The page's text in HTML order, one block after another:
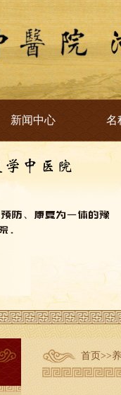
新闻中心 名
首页>>